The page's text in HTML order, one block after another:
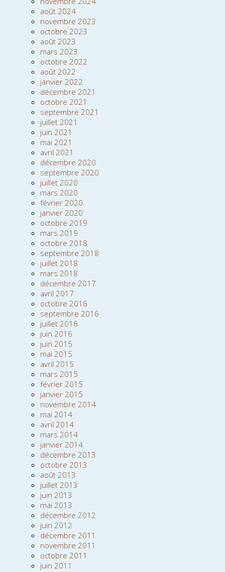
août 2024
novembre 2023
octobre 2023
août 2023
mars 2023
octobre 2022
août 2022
janvier 2022
décembre 2021
octobre 2021
septembre 2021
juillet 2021
juin 2021
mai 2021
avril 2021
décembre 2020
septembre 2020
juillet 2020
mars 2020
février 2020
janvier 2020
octobre 2019
mars 2019
octobre 2018
septembre 2018
juillet 2018
mars 2018
décembre 2017
avril 2017
octobre 2016
septembre 2016
juillet 2016
juin 2016
juin 2015
mai 2015
avril 2015
mars 2015
février 2015
janvier 2015
novembre 2014
mai 2014
avril 2014
mars 2014
janvier 2014
décembre 2013
octobre 2013
août 2013
juillet 2013
juin 2013
mai 2013
décembre 2012
juin 2012
décembre 2011
novembre 2011
octobre 2011
juin 2011